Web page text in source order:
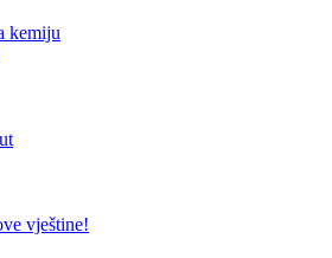
kemiju
vještine!